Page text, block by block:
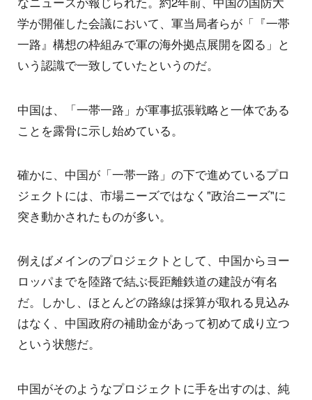
学が開催した会議において、軍当局者らが「『一帯
一路』構想の枠組みで軍の海外拠点展開を図る」と
いう認識で一致していたというのだ。
中国は、「一帯一路」が軍事拡張戦略と一体である
ことを露骨に示し始めている。
確かに、中国が「一帯一路」の下で進めているプロ
ジェクトには、市場ニーズではなく"政治ニーズ"に
突き動かされたものが多い。
例えばメインのプロジェクトとして、中国からヨー
ロッパまでを陸路で結ぶ長距離鉄道の建設が有名
だ。しかし、ほとんどの路線は採算が取れる見込み
はなく、中国政府の補助金があって初めて成り立つ
という状態だ。
中国がそのようなプロジェクトに手を出すのは、純